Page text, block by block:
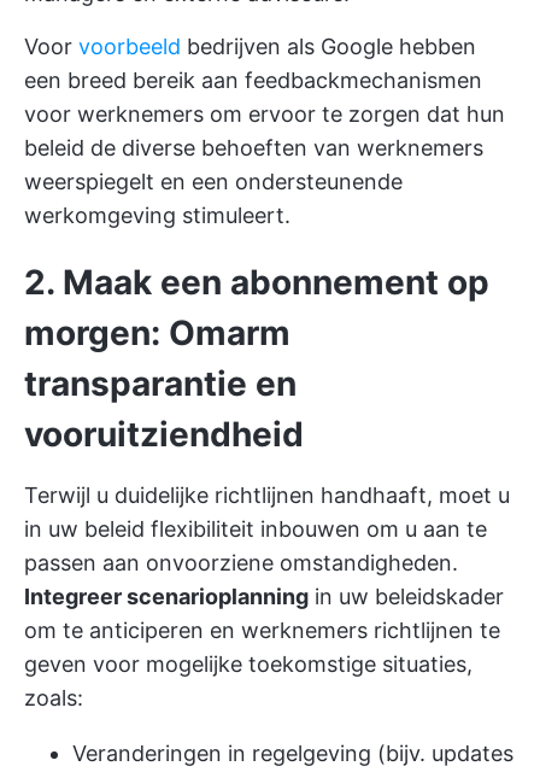
Voor voorbeeld bedrijven als Google hebben
een breed bereik aan feedbackmechanismen
voor werknemers om ervoor te zorgen dat hun
beleid de diverse behoeften van werknemers
weerspiegelt en een ondersteunende
werkomgeving stimuleert.
2. Maak een abonnement op
morgen: Omarm
transparantie en
vooruitziendheid
Terwijl u duidelijke richtlijnen handhaaft, moet u
in uw beleid flexibiliteit inbouwen om u aan te
passen aan onvoorziene omstandigheden.
Integreer scenarioplanning in uw beleidskader
om te anticiperen en werknemers richtlijnen te
geven voor mogelijke toekomstige situaties,
zoals:
Veranderingen in regelgeving (bijv. updates